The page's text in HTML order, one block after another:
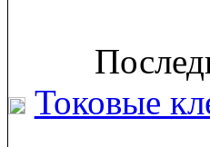
Токовые